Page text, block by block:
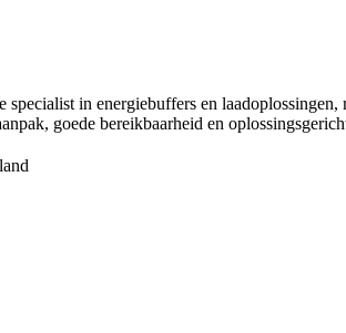
in energiebuffers en
goede bereikbaarheid en